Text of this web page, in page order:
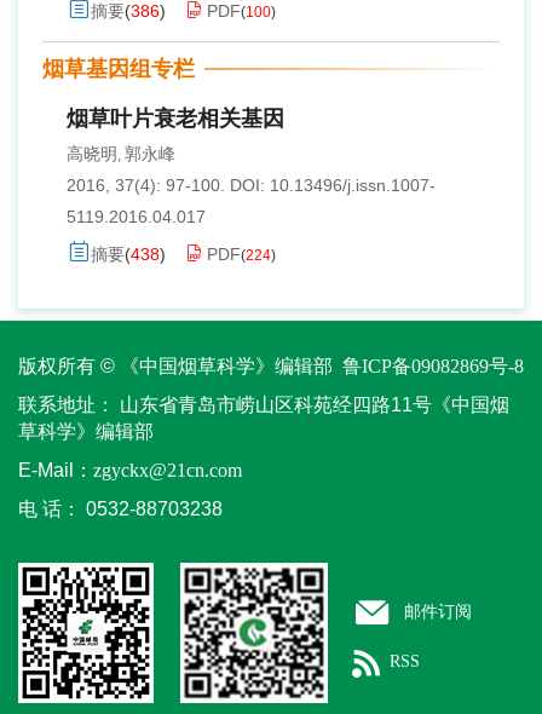
摘要(386) PDF(100)
烟草基因组专栏
烟草叶片衰老相关基因
高晓明 , 郭永峰
2016, 37(4): 97-100. DOI: 10.13496/j.issn.1007-
5119.2016.04.017
摘要(438) PDF(224)
版权所有 © 《中国烟草科学》编辑部 鲁ICP备09082869号-8
联系地址：
山东省青岛市崂山区科苑经四路11号《中国烟
草科学》编辑部
E-Mail： zgyckx@21cn.com
电 话：
0532-88703238
邮件订阅
RSS